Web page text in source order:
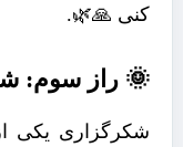
کنی 🙏🌿.
🌞 راز سوم:
شکرگزاری یکی از